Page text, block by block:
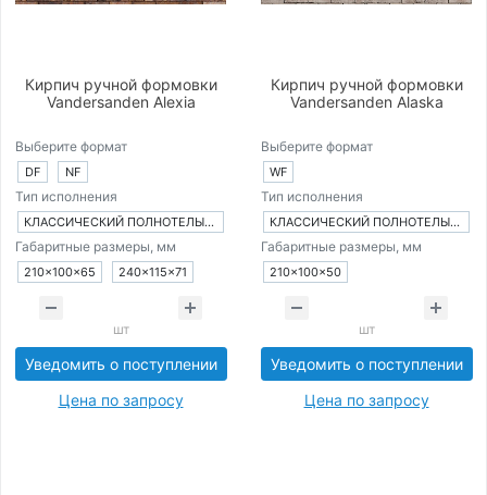
Кирпич ручной формовки
Vandersanden Alexia
Выберите формат
DF NF
Тип исполнения
КЛАССИЧЕСКИЙ ПОЛНОТЕЛЫЙ КИРПИЧ
Габаритные размеры, мм
210×100×65 240×115×71
шт
Уведомить о поступлении
Цена по запросу
Кирпич ручной формовки
Vandersanden Alaska
Выберите формат
WF
Тип исполнения
КЛАССИЧЕСКИЙ ПОЛНОТЕЛЫЙ КИРПИЧ
Габаритные размеры, мм
210×100×50
шт
Уведомить о поступлении
Цена по запросу